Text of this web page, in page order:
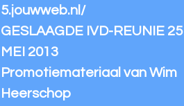
5.jouwweb.nl/
GESLAAGDE IVD-REUNIE 25
MEI 2013
Promotiemateriaal van Wim
Heerschop